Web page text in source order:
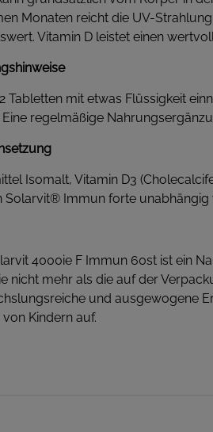
Monaten reicht die UV-
Vitamin D leistet einen
Tabletten mit etwas Flüssigkeit
regelmäßige
Isomalt, Vitamin D3
Solarvit® Immun forte
4000ie F Immun 60st ist ein
nicht mehr als die auf der
und ausgewogene
von Kindern auf.